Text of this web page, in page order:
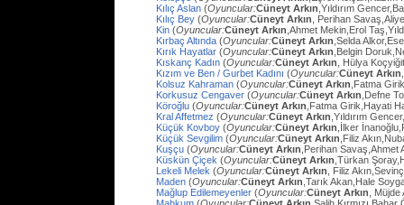
Kılıç Aslan (Oyuncular:Cüneyt Arkın ,Yıldırım
Kılıç Bey (Oyuncular:Cüneyt Arkın , Perihan
Kin (Oyuncular:Cüneyt Arkın ,Ahmet Mekin,Erol
Kırbaç Altında (Oyuncular:Cüneyt Arkın ,Selda
Kırık Hayatlar (Oyuncular:Cüneyt Arkın ,Belgin
Kıskanç Kadın (Oyuncular:Cüneyt Arkın , Hülya
Kızım ve Ben / Gurbet Kadını (Oyuncular:Cüneyt Arkın
Kolsuz Kahraman (Oyuncular:Cüneyt Arkın ,Fatma
Korkusuz Cengaver (Oyuncular:Cüneyt Arkın ,Defne
Köroğlu (Oyuncular:Cüneyt Arkın ,Fatma Girik,Hayati
Kral Affetmez (Oyuncular:Cüneyt Arkın ,Yıldırım
Küçük Kovboy (Oyuncular:Cüneyt Arkın ,İlker
Küçük Sevgilim (Oyuncular:Cüneyt Arkın ,Filiz
Kuşçu (Oyuncular:Cüneyt Arkın ,Perihan
Küskün Çiçek (Oyuncular:Cüneyt Arkın ,Türkan
Lekeli Melek (Oyuncular:Cüneyt Arkın , Filiz
Maden (Oyuncular:Cüneyt Arkın ,Tarık Akan,Hale
Mağlup Edilemeyenler (Oyuncular:Cüneyt Arkın ,